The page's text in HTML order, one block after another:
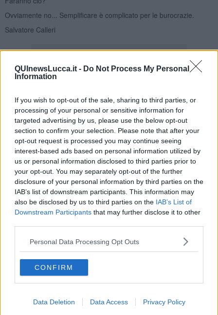
QUInewsLucca.it - Do Not Process My Personal
Information
If you wish to opt-out of the sale, sharing to third parties, or
processing of your personal or sensitive information for
targeted advertising by us, please use the below opt-out
section to confirm your selection. Please note that after your
opt-out request is processed you may continue seeing
interest-based ads based on personal information utilized by
us or personal information disclosed to third parties prior to
your opt-out. You may separately opt-out of the further
disclosure of your personal information by third parties on the
IAB’s list of downstream participants. This information may
also be disclosed by us to third parties on the IAB’s List of
Downstream Participants that may further disclose it to other
Personal Data Processing Opt Outs
CONFIRM
Data Deletion Data Access Privacy Policy
Ovviamente no... Semplificare è complicato per le burocrazie.
Salvatore Calleri
Newsletter QUInews - ToscanaMedia.Arriva gratis tutti i giorni
alle 20:00 direttamente nella tua casella di posta.
Basta cliccare
QUI
Ti potrebbe interessare anche:
Articoli dal Blog “Legalità e non solo” di Salvatore Calleri
Il “dopo” Matteo Messina Denaro
Vademecum antimafia per gli elettori
Toscana chiama Palermo
Serve un esercito europeo
I superbonus rischiano di favorire la mafia
Alla 'ndrangheta piace la Toscana
Siamo in una situazione di Red Alert
La "Dichiarazione di Vallombrosa"
La chimera dell'esercito europeo
Politicamente scorrevole
Il confederalismo è un nodo che viene al pettine